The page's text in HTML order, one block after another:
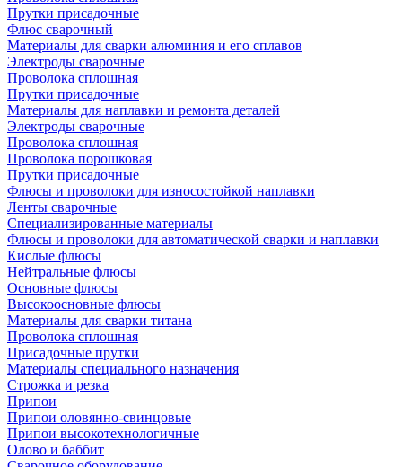
Прутки присадочные
Флюс сварочный
Материалы для сварки алюминия и его сплавов
Электроды сварочные
Проволока сплошная
Прутки присадочные
Материалы для наплавки и ремонта деталей
Электроды сварочные
Проволока сплошная
Проволока порошковая
Прутки присадочные
Флюсы и проволоки для износостойкой наплавки
Ленты сварочные
Специализированные материалы
Флюсы и проволоки для автоматической сварки и наплавки
Кислые флюсы
Нейтральные флюсы
Основные флюсы
Высокоосновные флюсы
Материалы для сварки титана
Проволока сплошная
Присадочные прутки
Материалы специального назначения
Строжка и резка
Припои
Припои оловянно-свинцовые
Припои высокотехнологичные
Олово и баббит